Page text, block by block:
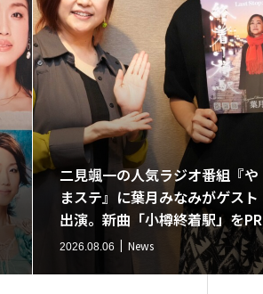
二見颯一の人気ラジオ番組『や
まステ』に葉月みなみがゲスト
出演。新曲「小樽終着駅」をPR
2026.08.06 News